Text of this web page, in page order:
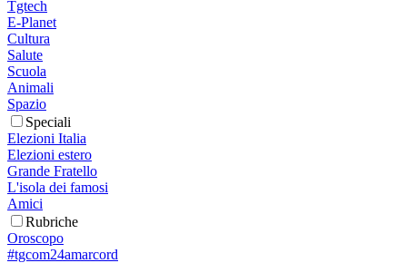
Tgtech
E-Planet
Cultura
Salute
Scuola
Animali
Spazio
Speciali
Elezioni Italia
Elezioni estero
Grande Fratello
L'isola dei famosi
Amici
Rubriche
Oroscopo
#tgcom24amarcord